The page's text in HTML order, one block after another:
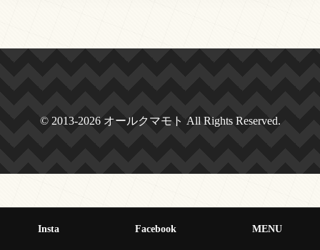
© 2013-2026 オールクマモト All Rights Reserved.
Insta Facebook MENU